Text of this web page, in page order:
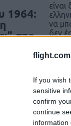
If you wish
sensitive
confirm
continue
information
1964:
στο
είναι
να
δεν